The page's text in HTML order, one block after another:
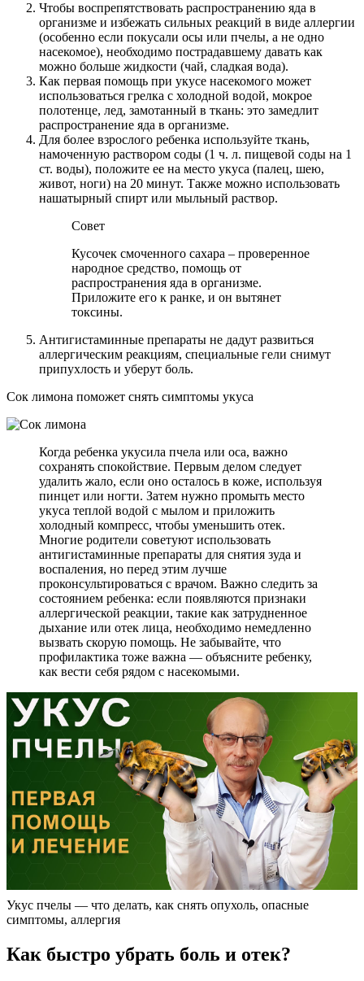
Чтобы воспрепятствовать распространению яда в
организме и избежать сильных реакций в виде аллергии
(особенно если покусали осы или пчелы, а не одно
насекомое), необходимо пострадавшему давать как
можно больше жидкости (чай, сладкая вода).
Как первая помощь при укусе насекомого может
использоваться грелка с холодной водой, мокрое
полотенце, лед, замотанный в ткань: это замедлит
распространение яда в организме.
Для более взрослого ребенка используйте ткань,
намоченную раствором соды (1 ч. л. пищевой соды на 1
ст. воды), положите ее на место укуса (палец, шею,
живот, ноги) на 20 минут. Также можно использовать
нашатырный спирт или мыльный раствор.
Совет
Кусочек смоченного сахара – проверенное
народное средство, помощь от
распространения яда в организме.
Приложите его к ранке, и он вытянет
токсины.
Антигистаминные препараты не дадут развиться
аллергическим реакциям, специальные гели снимут
припухлость и уберут боль.
Сок лимона поможет снять симптомы укуса
Когда ребенка укусила пчела или оса, важно
сохранять спокойствие. Первым делом следует
удалить жало, если оно осталось в коже, используя
пинцет или ногти. Затем нужно промыть место
укуса теплой водой с мылом и приложить
холодный компресс, чтобы уменьшить отек.
Многие родители советуют использовать
антигистаминные препараты для снятия зуда и
воспаления, но перед этим лучше
проконсультироваться с врачом. Важно следить за
состоянием ребенка: если появляются признаки
аллергической реакции, такие как затрудненное
дыхание или отек лица, необходимо немедленно
вызвать скорую помощь. Не забывайте, что
профилактика тоже важна — объясните ребенку,
как вести себя рядом с насекомыми.
Укус пчелы — что делать, как снять опухоль, опасные
симптомы, аллергия
Как быстро убрать боль и отек?